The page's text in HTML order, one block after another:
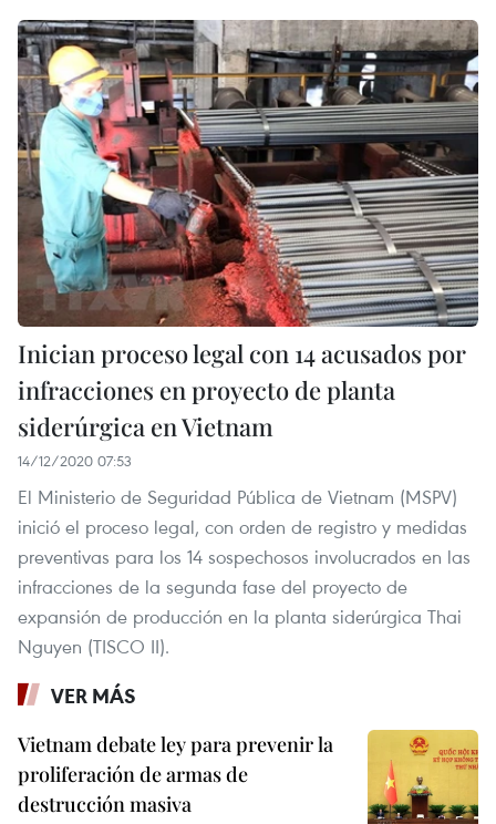
Inician proceso legal con 14 acusados por
infracciones en proyecto de planta
siderúrgica en Vietnam
14/12/2020 07:53
El Ministerio de Seguridad Pública de Vietnam (MSPV)
inició el proceso legal, con orden de registro y medidas
preventivas para los 14 sospechosos involucrados en las
infracciones de la segunda fase del proyecto de
expansión de producción en la planta siderúrgica Thai
Nguyen (TISCO II).
VER MÁS
Vietnam debate ley para prevenir la
proliferación de armas de
destrucción masiva